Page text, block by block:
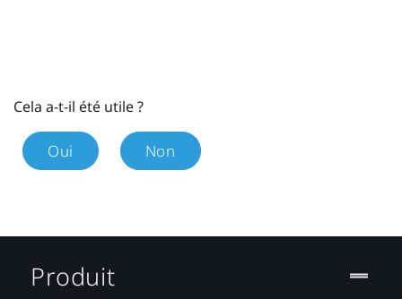
Cela a-t-il été utile ?
Oui Non
Produit